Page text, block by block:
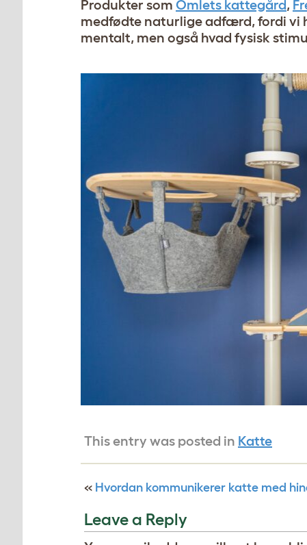
Produkter som Omlets kattegård,
medfødte naturlige adfærd, fordi vi
mentalt, men også hvad fysisk
This entry was posted in Katte
« Hvordan kommunikerer katte med
Leave a Reply